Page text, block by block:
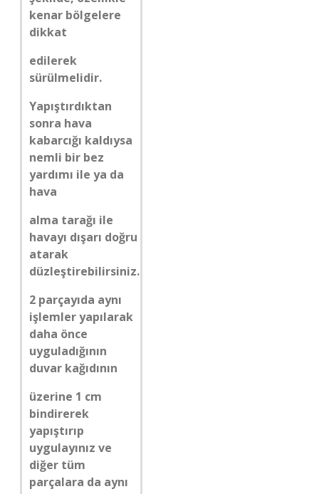
kenar bölgelere
dikkat
edilerek
sürülmelidir.
Yapıştırdıktan
sonra hava
kabarcığı kaldıysa
nemli bir bez
yardımı ile ya da
hava
alma tarağı ile
havayı dışarı doğru
atarak
düzleştirebilirsiniz.
2 parçayıda aynı
işlemler yapılarak
daha önce
uyguladığının
duvar kağıdının
üzerine 1 cm
bindirerek
yapıştırıp
uygulayınız ve
diğer tüm
parçalara da aynı